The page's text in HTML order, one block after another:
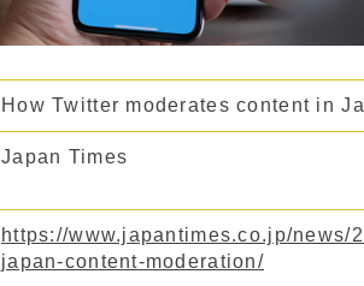
How Twitter moderates content in
Japan Times
https://www.japantimes.co.jp/
japan-content-moderation/